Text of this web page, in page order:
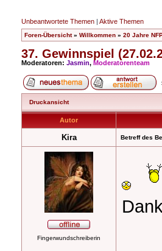
Unbeantwortete Themen | Aktive Themen
Foren-Übersicht» Willkommen » 20 Jahre
37. Gewinnspiel
Moderatoren: Jasmin, Moderatorenteam
Druckansicht
Autor
Kira Betreff des
Fingerwundschreiberin